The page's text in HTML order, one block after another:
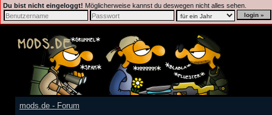
Du bist nicht eingeloggt! Möglicherweise kannst du deswegen nicht alles sehen.
mods.de - Forum